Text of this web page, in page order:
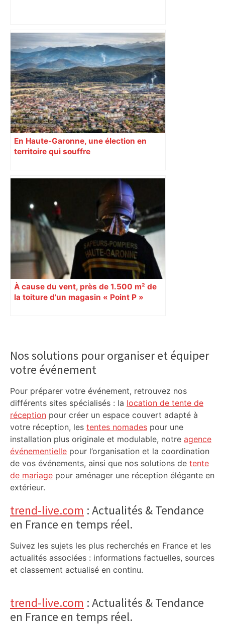
Top 14: comment Perpignan a une
nouvelle fois fait tomber Toulouse? –
RMC Sport
En Haute-Garonne, une élection en
territoire qui souffre
À cause du vent, près de 1.500 m² de
la toiture d’un magasin « Point P »
Sidebar
Nos solutions pour organiser et équiper
votre événement
Pour préparer votre événement, retrouvez nos
différents sites spécialisés : la location de tente de
réception pour créer un espace couvert adapté à
votre réception, les tentes nomades pour une
installation plus originale et modulable, notre agence
événementielle pour l’organisation et la coordination
de vos événements, ainsi que nos solutions de tente
de mariage pour aménager une réception élégante en
extérieur.
trend-live.com : Actualités & Tendance
en France en temps réel.
Suivez les sujets les plus recherchés en France et les
actualités associées : informations factuelles, sources
et classement actualisé en continu.
trend-live.com : Actualités & Tendance
en France en temps réel.